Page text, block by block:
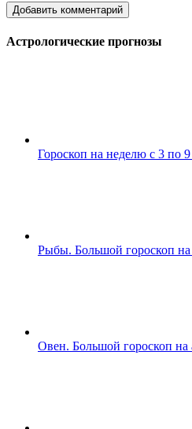
Астрологические прогнозы
Гороскоп на неделю с 3 по 9
Рыбы. Большой гороскоп на
Овен. Большой гороскоп на